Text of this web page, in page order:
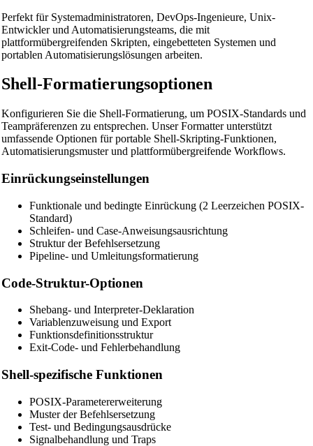
🔗 Related Tools
📝 Code-Formatierer & Beautifier
HTML Beautifier
CSS Beautifier
JavaScript Beautifier
Perfekt für Systemadministratoren, DevOps-Ingenieure, Unix-
Entwickler und Automatisierungsteams, die mit
plattformübergreifenden Skripten, eingebetteten Systemen und
portablen Automatisierungslösungen arbeiten.
Shell-Formatierungsoptionen
Konfigurieren Sie die Shell-Formatierung, um POSIX-Standards und
Teampräferenzen zu entsprechen. Unser Formatter unterstützt
umfassende Optionen für portable Shell-Skripting-Funktionen,
Automatisierungsmuster und plattformübergreifende Workflows.
Einrückungseinstellungen
Funktionale und bedingte Einrückung (2 Leerzeichen POSIX-
Standard)
Schleifen- und Case-Anweisungsausrichtung
Struktur der Befehlsersetzung
Pipeline- und Umleitungsformatierung
Code-Struktur-Optionen
Shebang- und Interpreter-Deklaration
Variablenzuweisung und Export
Funktionsdefinitionsstruktur
Exit-Code- und Fehlerbehandlung
Shell-spezifische Funktionen
POSIX-Parametererweiterung
Muster der Befehlsersetzung
Test- und Bedingungsausdrücke
Signalbehandlung und Traps